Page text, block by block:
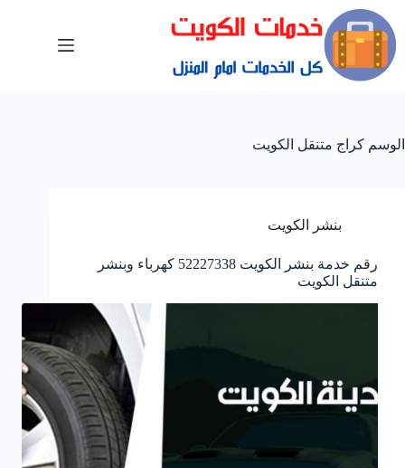
الوسم كراج متنقل الكويت
بنشر الكويت
رقم خدمة بنشر الكويت 52227338 كهرباء وبنشر
متنقل الكويت